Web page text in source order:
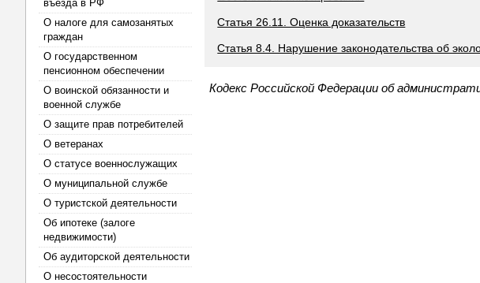
въезда в РФ
О налоге для самозанятых
граждан
О государственном
пенсионном обеспечении
О воинской обязанности и
военной службе
О защите прав потребителей
О ветеранах
О статусе военнослужащих
О муниципальной службе
О туристской деятельности
Об ипотеке (залоге
недвижимости)
Об аудиторской деятельности
О несостоятельности
Статья 26.11. Оценка доказательств
Статья 8.4. Нарушение законодательства об
Кодекс Российской Федерации об